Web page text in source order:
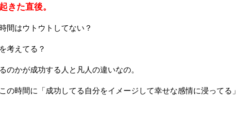
きた直後。
間はウトウトしてない？
考えてる？
のかが成功する人と凡人の違いなの。
の時間に「成功してる自分をイメージして幸せな感情に浸ってる」